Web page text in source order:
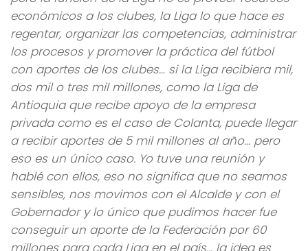
económicos a los clubes, la Liga lo que hace es
regentar, organizar las competencias, administrar
los procesos y promover la práctica del fútbol
con aportes de los clubes… si la Liga recibiera mil,
dos mil o tres mil millones, como la Liga de
Antioquia que recibe apoyo de la empresa
privada como es el caso de Colanta, puede llegar
a recibir aportes de 5 mil millones al año… pero
eso es un único caso. Yo tuve una reunión y
hablé con ellos, eso no significa que no seamos
sensibles, nos movimos con el Alcalde y con el
Gobernador y lo único que pudimos hacer fue
conseguir un aporte de la Federación por 60
millones para cada Liga en el país… la idea es